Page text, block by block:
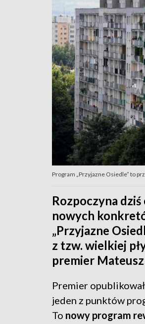
Program „Przyjazne Osiedle” to
Rozpoczyna
nowych
„Przyjazne
z tzw. wielkiej
premier
Premier
jeden z punktów
To nowy program